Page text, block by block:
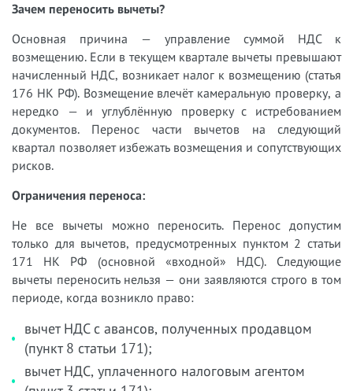
Зачем переносить вычеты?
Основная причина — управление суммой НДС к
возмещению. Если в текущем квартале вычеты превышают
начисленный НДС, возникает налог к возмещению (статья
176 НК РФ). Возмещение влечёт камеральную проверку, а
нередко — и углублённую проверку с истребованием
документов. Перенос части вычетов на следующий
квартал позволяет избежать возмещения и сопутствующих
рисков.
Ограничения переноса:
Не все вычеты можно переносить. Перенос допустим
только для вычетов, предусмотренных пунктом 2 статьи
171 НК РФ (основной «входной» НДС). Следующие
вычеты переносить нельзя — они заявляются строго в том
периоде, когда возникло право:
вычет НДС с авансов, полученных продавцом
(пункт 8 статьи 171);
вычет НДС, уплаченного налоговым агентом